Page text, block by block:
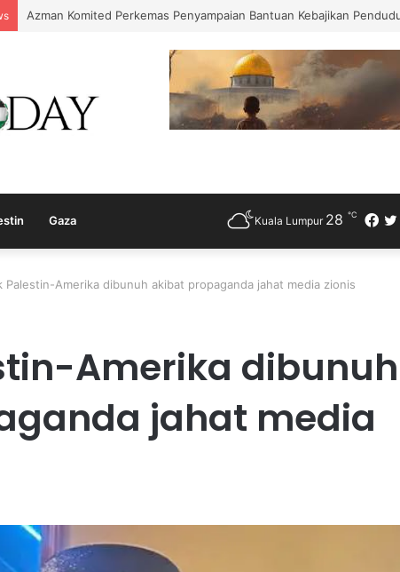
Azman Komited Perkemas Penyampaian Bantuan Kebajikan
Gaza Kuala Lumpur 28 ℃
Palestin-Amerika dibunuh akibat propaganda jahat media zionis
Amerika dibunuh
jahat media